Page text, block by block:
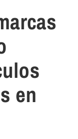
en